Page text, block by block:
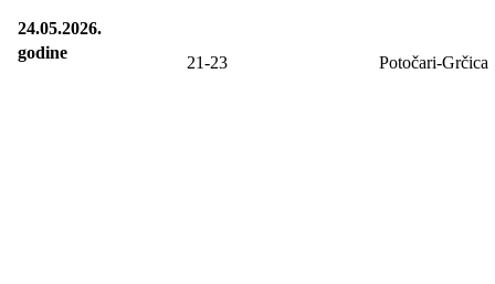
24.05.2026.
godine
21-23 Potočari-Grčica